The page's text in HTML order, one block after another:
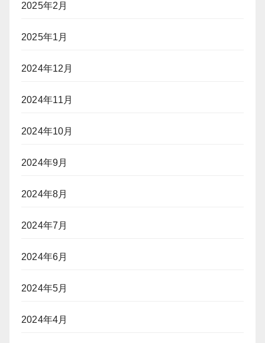
2025年2月
2025年1月
2024年12月
2024年11月
2024年10月
2024年9月
2024年8月
2024年7月
2024年6月
2024年5月
2024年4月